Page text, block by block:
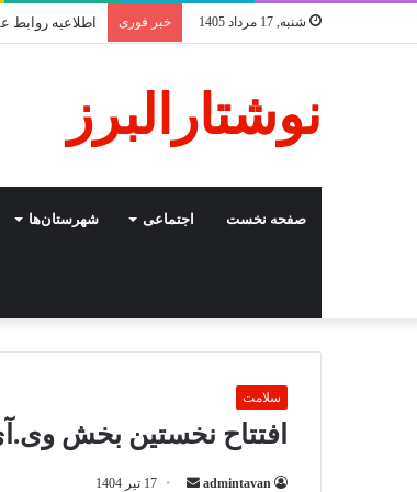
شنبه, 17 مرداد 1405 خبر فوری
نوشتارالبرز
صفحه نخست اجتماعی شهرستان‌ها
سلامت
افتتاح نخستین بخش
admintavan
ارسال17 تیر 1404